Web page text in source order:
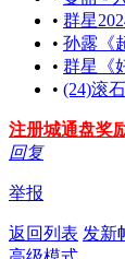
• 群星
• 孙露《
• 群星《
• (24)滚
注册城通盘奖
回复
举报
返回列表 发新